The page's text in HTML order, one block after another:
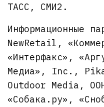
ТАСС, СМИ2.
Информационные
NewRetail,
«Интерфакс»,
Медиа», Inc.,
Outdoor Media,
«Собака.ру»,